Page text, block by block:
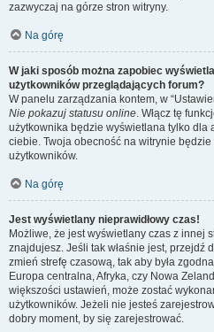
zazwyczaj na górze stron witryny.
Na górę
W jaki sposób można zapobiec
użytkowników przeglądających forum?
W panelu zarządzania kontem, w
Nie pokazuj statusu online. Włącz tę
użytkownika będzie wyświetlana tylko dla
ciebie. Twoja obecność na witrynie
użytkowników.
Na górę
Jest wyświetlany nieprawidłowy czas!
Możliwe, że jest wyświetlany czas z innej
znajdujesz. Jeśli tak właśnie jest, przejdź
zmień strefę czasową, tak aby była
Europa centralna, Afryka, czy Nowa
większości ustawień, może zostać
użytkowników. Jeżeli nie jesteś
dobry moment, by się zarejestrować.